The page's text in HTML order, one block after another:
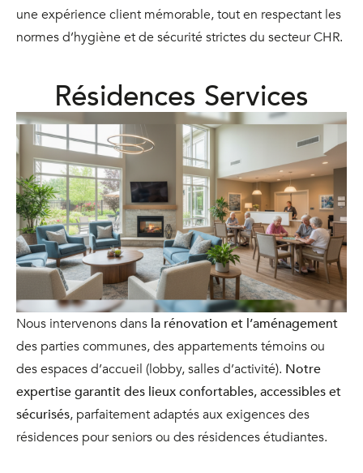
une expérience client mémorable, tout en respectant les
normes d’hygiène et de sécurité strictes du secteur CHR.
Résidences Services
Nous intervenons dans la rénovation et l’aménagement
des parties communes, des appartements témoins ou
des espaces d’accueil (lobby, salles d’activité). Notre
expertise garantit des lieux confortables, accessibles et
sécurisés, parfaitement adaptés aux exigences des
résidences pour seniors ou des résidences étudiantes.